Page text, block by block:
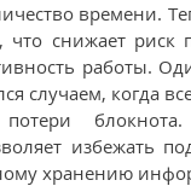
времени.
что снижает
работы.
случаем, когда
блокнота.
избежать
хранению